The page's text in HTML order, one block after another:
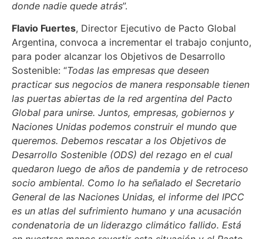
donde nadie quede atrás”.
Flavio Fuertes, Director Ejecutivo de Pacto Global
Argentina, convoca a incrementar el trabajo conjunto,
para poder alcanzar los Objetivos de Desarrollo
Sostenible: “Todas las empresas que deseen
practicar sus negocios de manera responsable tienen
las puertas abiertas de la red argentina del Pacto
Global para unirse. Juntos, empresas, gobiernos y
Naciones Unidas podemos construir el mundo que
queremos. Debemos rescatar a los Objetivos de
Desarrollo Sostenible (ODS) del rezago en el cual
quedaron luego de años de pandemia y de retroceso
socio ambiental. Como lo ha señalado el Secretario
General de las Naciones Unidas, el informe del IPCC
es un atlas del sufrimiento humano y una acusación
condenatoria de un liderazgo climático fallido. Está